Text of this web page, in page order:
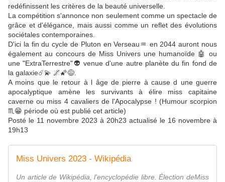
redéfinissent les critères de la beauté universelle.
La compétition s'annonce non seulement comme un spectacle de
grâce et d'élégance, mais aussi comme un reflet des évolutions
sociétales contemporaines.
​D'ici la fin du cycle de Pluton en Verseau♒ en 2044 auront nous
également au concours de Miss Univers une humanoïde 🤖 ou
une "ExtraTerrestre"👽 venue d'une autre planète du fin fond de
la galaxie☄️💫 🌌🌠😅.
A moins que le retour à l âge de pierre à cause d une guerre
apocalyptique amène les survivants à élire miss capitaine
caverne ou miss 4 cavaliers de l'Apocalypse ! (Humour scorpion
♏😁 période où est publié cet article)
Posté le 11 novembre 2023 à 20h23 actualisé le 16 novembre à
19h13
Miss Univers 2023 - Wikipédia
Un article de Wikipédia, l'encyclopédie libre. Élection deMiss